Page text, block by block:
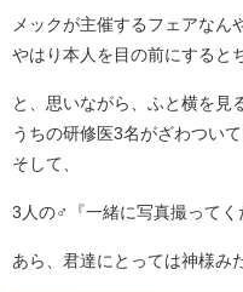
メックが主催するフェアなん
やはり本人を目の前にすると
と、思いながら、ふと横を見
うちの研修医3名がざわついて
そして、
3人の♂『一緒に写真撮ってく
あら、君達にとっては神様み